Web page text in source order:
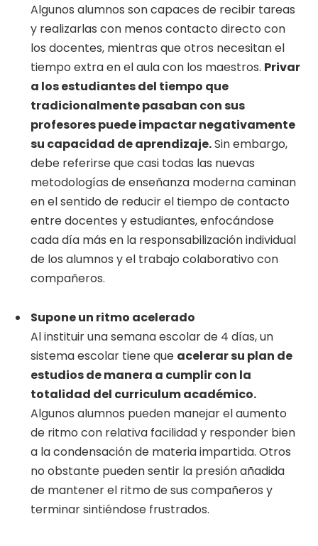
Algunos alumnos son capaces de recibir tareas
y realizarlas con menos contacto directo con
los docentes, mientras que otros necesitan el
tiempo extra en el aula con los maestros. Privar
a los estudiantes del tiempo que
tradicionalmente pasaban con sus
profesores puede impactar negativamente
su capacidad de aprendizaje.Sin embargo,
debe referirse que casi todas las nuevas
metodologías de enseñanza moderna caminan
en el sentido de reducir el tiempo de contacto
entre docentes y estudiantes, enfocándose
cada día más en la responsabilización individual
de los alumnos y el trabajo colaborativo con
compañeros.
Supone un ritmo acelerado
Al instituir una semana escolar de 4 días, un
sistema escolar tiene que acelerar su plan de
estudios de manera a cumplir con la
totalidad del curriculum académico.
Algunos alumnos pueden manejar el aumento
de ritmo con relativa facilidad y responder bien
a la condensación de materia impartida. Otros
no obstante pueden sentir la presión añadida
de mantener el ritmo de sus compañeros y
terminar sintiéndose frustrados.